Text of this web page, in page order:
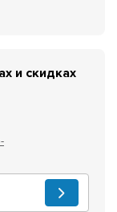
и скидках